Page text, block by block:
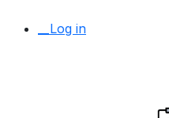
__Log in